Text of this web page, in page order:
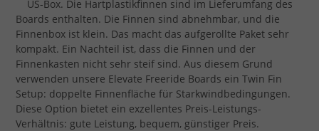
US-Box. Die Hartplastikfinnen sind im Lieferumfang des
Boards enthalten. Die Finnen sind abnehmbar, und die
Finnenbox ist klein. Das macht das aufgerollte Paket sehr
kompakt. Ein Nachteil ist, dass die Finnen und der
Finnenkasten nicht sehr steif sind. Aus diesem Grund
verwenden unsere Elevate Freeride Boards ein Twin Fin
Setup: doppelte Finnenfläche für Starkwindbedingungen.
Diese Option bietet ein exzellentes Preis-Leistungs-
Verhältnis: gute Leistung, bequem, günstiger Preis.